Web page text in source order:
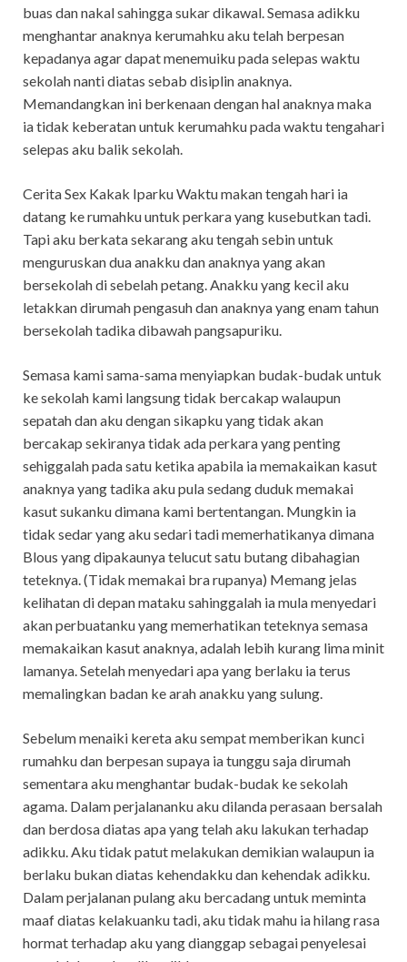
buas dan nakal sahingga sukar dikawal. Semasa adikku
menghantar anaknya kerumahku aku telah berpesan
kepadanya agar dapat menemuiku pada selepas waktu
sekolah nanti diatas sebab disiplin anaknya.
Memandangkan ini berkenaan dengan hal anaknya maka
ia tidak keberatan untuk kerumahku pada waktu tengahari
selepas aku balik sekolah.
Cerita Sex Kakak Iparku Waktu makan tengah hari ia
datang ke rumahku untuk perkara yang kusebutkan tadi.
Tapi aku berkata sekarang aku tengah sebin untuk
menguruskan dua anakku dan anaknya yang akan
bersekolah di sebelah petang. Anakku yang kecil aku
letakkan dirumah pengasuh dan anaknya yang enam tahun
bersekolah tadika dibawah pangsapuriku.
Semasa kami sama-sama menyiapkan budak-budak untuk
ke sekolah kami langsung tidak bercakap walaupun
sepatah dan aku dengan sikapku yang tidak akan
bercakap sekiranya tidak ada perkara yang penting
sehiggalah pada satu ketika apabila ia memakaikan kasut
anaknya yang tadika aku pula sedang duduk memakai
kasut sukanku dimana kami bertentangan. Mungkin ia
tidak sedar yang aku sedari tadi memerhatikanya dimana
Blous yang dipakaunya telucut satu butang dibahagian
teteknya. (Tidak memakai bra rupanya) Memang jelas
kelihatan di depan mataku sahinggalah ia mula menyedari
akan perbuatanku yang memerhatikan teteknya semasa
memakaikan kasut anaknya, adalah lebih kurang lima minit
lamanya. Setelah menyedari apa yang berlaku ia terus
memalingkan badan ke arah anakku yang sulung.
Sebelum menaiki kereta aku sempat memberikan kunci
rumahku dan berpesan supaya ia tunggu saja dirumah
sementara aku menghantar budak-budak ke sekolah
agama. Dalam perjalananku aku dilanda perasaan bersalah
dan berdosa diatas apa yang telah aku lakukan terhadap
adikku. Aku tidak patut melakukan demikian walaupun ia
berlaku bukan diatas kehendakku dan kehendak adikku.
Dalam perjalanan pulang aku bercadang untuk meminta
maaf diatas kelakuanku tadi, aku tidak mahu ia hilang rasa
hormat terhadap aku yang dianggap sebagai penyelesai